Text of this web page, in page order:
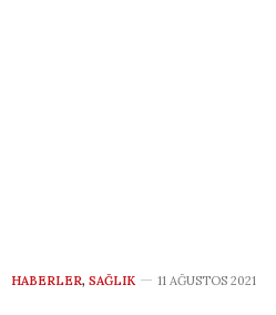
HABERLER, SAĞLIK 11 AĞUSTOS 2021